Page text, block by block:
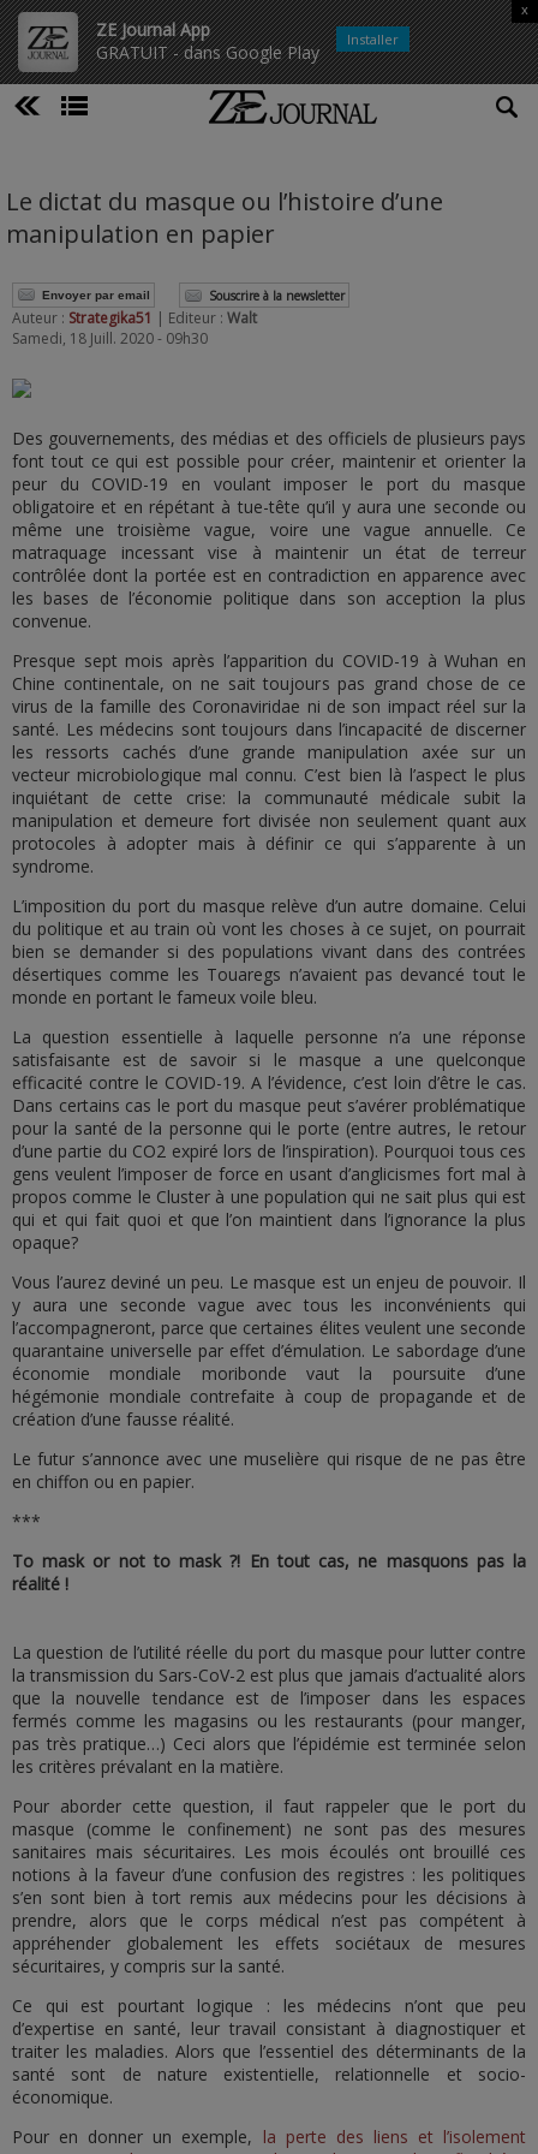
ZE Journal App
GRATUIT - dans Google Play
x
Installer
Le dictat du masque ou l’histoire d’une
manipulation en papier
Envoyer par email Souscrire à la newsletter
Auteur : Strategika51 | Editeur : Walt
Samedi, 18 Juill. 2020 - 09h30
Des gouvernements, des médias et des officiels de plusieurs pays
font tout ce qui est possible pour créer, maintenir et orienter la
peur du COVID-19 en voulant imposer le port du masque
obligatoire et en répétant à tue-tête qu’il y aura une seconde ou
même une troisième vague, voire une vague annuelle. Ce
matraquage incessant vise à maintenir un état de terreur
contrôlée dont la portée est en contradiction en apparence avec
les bases de l’économie politique dans son acception la plus
convenue.
Presque sept mois après l’apparition du COVID-19 à Wuhan en
Chine continentale, on ne sait toujours pas grand chose de ce
virus de la famille des Coronaviridae ni de son impact réel sur la
santé. Les médecins sont toujours dans l’incapacité de discerner
les ressorts cachés d’une grande manipulation axée sur un
vecteur microbiologique mal connu. C’est bien là l’aspect le plus
inquiétant de cette crise: la communauté médicale subit la
manipulation et demeure fort divisée non seulement quant aux
protocoles à adopter mais à définir ce qui s’apparente à un
syndrome.
L’imposition du port du masque relève d’un autre domaine. Celui
du politique et au train où vont les choses à ce sujet, on pourrait
bien se demander si des populations vivant dans des contrées
désertiques comme les Touaregs n’avaient pas devancé tout le
monde en portant le fameux voile bleu.
La question essentielle à laquelle personne n’a une réponse
satisfaisante est de savoir si le masque a une quelconque
efficacité contre le COVID-19. A l’évidence, c’est loin d’être le cas.
Dans certains cas le port du masque peut s’avérer problématique
pour la santé de la personne qui le porte (entre autres, le retour
d’une partie du CO2 expiré lors de l’inspiration). Pourquoi tous ces
gens veulent l’imposer de force en usant d’anglicismes fort mal à
propos comme le Cluster à une population qui ne sait plus qui est
qui et qui fait quoi et que l’on maintient dans l’ignorance la plus
opaque?
Vous l’aurez deviné un peu. Le masque est un enjeu de pouvoir. Il
y aura une seconde vague avec tous les inconvénients qui
l’accompagneront, parce que certaines élites veulent une seconde
quarantaine universelle par effet d’émulation. Le sabordage d’une
économie mondiale moribonde vaut la poursuite d’une
hégémonie mondiale contrefaite à coup de propagande et de
création d’une fausse réalité.
Le futur s’annonce avec une muselière qui risque de ne pas être
en chiffon ou en papier.
***
To mask or not to mask ?! En tout cas, ne masquons pas la
réalité !
La question de l’utilité réelle du port du masque pour lutter contre
la transmission du Sars-CoV-2 est plus que jamais d’actualité alors
que la nouvelle tendance est de l’imposer dans les espaces
fermés comme les magasins ou les restaurants (pour manger,
pas très pratique…) Ceci alors que l’épidémie est terminée selon
les critères prévalant en la matière.
Pour aborder cette question, il faut rappeler que le port du
masque (comme le confinement) ne sont pas des mesures
sanitaires mais sécuritaires. Les mois écoulés ont brouillé ces
notions à la faveur d’une confusion des registres : les politiques
s’en sont bien à tort remis aux médecins pour les décisions à
prendre, alors que le corps médical n’est pas compétent à
appréhender globalement les effets sociétaux de mesures
sécuritaires, y compris sur la santé.
Ce qui est pourtant logique : les médecins n’ont que peu
d’expertise en santé, leur travail consistant à diagnostiquer et
traiter les maladies. Alors que l’essentiel des déterminants de la
santé sont de nature existentielle, relationnelle et socio-
économique.
Pour en donner un exemple, la perte des liens et l’isolement